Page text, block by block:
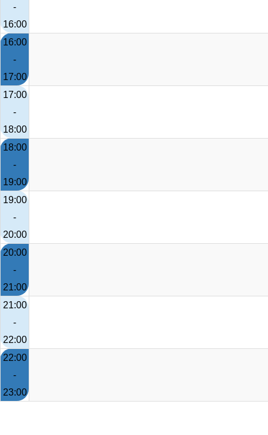
-
16:00
16:00
-
17:00
17:00
-
18:00
18:00
-
19:00
19:00
-
20:00
20:00
-
21:00
21:00
-
22:00
22:00
-
23:00